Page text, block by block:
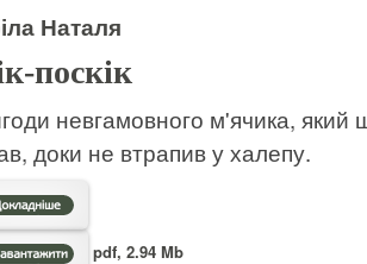
Наталя
поскік
невгамовного м'ячика, який
доки не втрапив у халепу.
pdf, 2.94 Mb